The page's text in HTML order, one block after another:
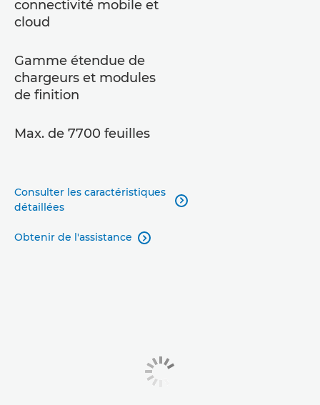
connectivité mobile et
cloud
Gamme étendue de
chargeurs et modules
de finition
Max. de 7700 feuilles
Consulter les caractéristiques
détaillées

Obtenir de l'assistance 